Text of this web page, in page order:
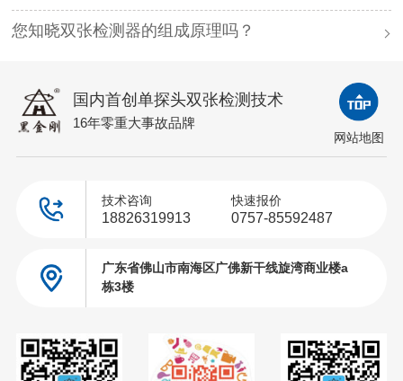
您知晓双张检测器的组成原理吗？
国内首创单探头双张检测技术
16年零重大事故品牌
网站地图
技术咨询
18826319913
快速报价
0757-85592487
广东省佛山市南海区广佛新干线旋湾商业楼a
栋3楼